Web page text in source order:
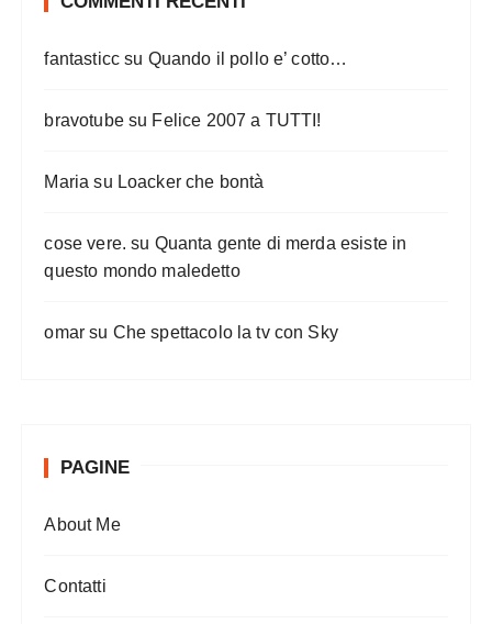
fantasticc su Quando il pollo e’ cotto…
bravotubesu Felice 2007 a TUTTI!
Maria su Loacker che bontà
cose vere. su Quanta gente di merda esiste in
questo mondo maledetto
omar su Che spettacolo la tv con Sky
PAGINE
About Me
Contatti